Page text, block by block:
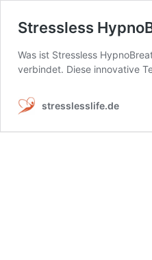
Stressless
Was ist Stressless
verbindet. Diese innovative
stresslesslife.de